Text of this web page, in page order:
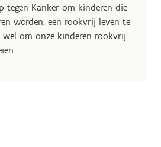
tegen Kanker om kinderen die
worden, een rookvrij leven te
wel om onze kinderen rookvrij